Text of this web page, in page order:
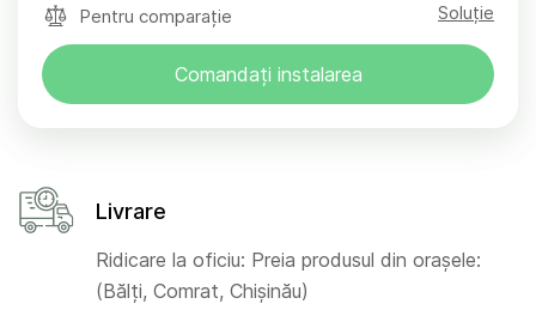
Pentru comparație Soluție
Comandați instalarea
Livrare
Ridicare la oficiu: Preia produsul din orașele:
(Bălți, Comrat, Chișinău)